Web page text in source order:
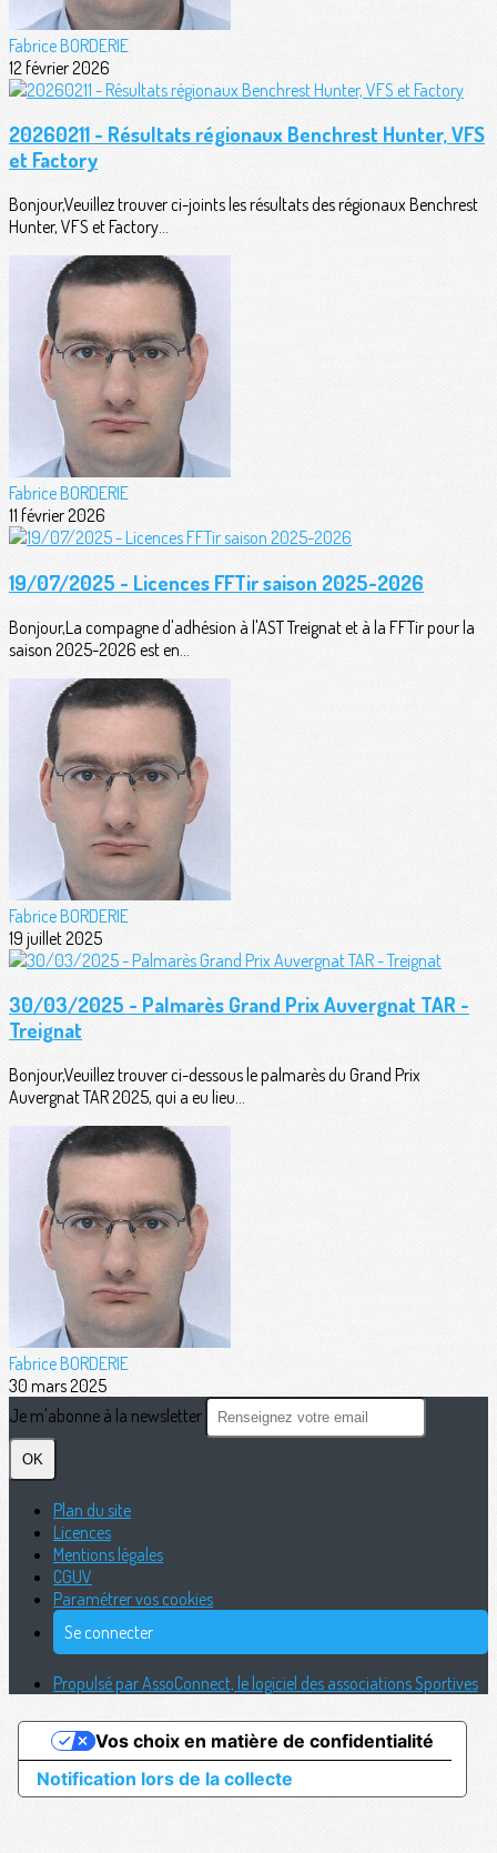
Fabrice BORDERIE
12 février 2026
20260211 - Résultats régionaux Benchrest Hunter, VFS
et Factory
Bonjour,Veuillez trouver ci-joints les résultats des régionaux Benchrest
Hunter, VFS et Factory...
Fabrice BORDERIE
11 février 2026
19/07/2025 - Licences FFTir saison 2025-2026
Bonjour,La compagne d'adhésion à l'AST Treignat et à la FFTir pour la
saison 2025-2026 est en...
Fabrice BORDERIE
19 juillet 2025
30/03/2025 - Palmarès Grand Prix Auvergnat TAR -
Treignat
Bonjour,Veuillez trouver ci-dessous le palmarès du Grand Prix
Auvergnat TAR 2025, qui a eu lieu...
Fabrice BORDERIE
30 mars 2025
Je m'abonne à la newsletter
OK
Plan du site
Licences
Mentions légales
CGUV
Paramétrer vos cookies
Se connecter
Propulsé par AssoConnect, le logiciel des associations Sportives
Notification lors de la collecte
Vos choix en matière de confidentialité